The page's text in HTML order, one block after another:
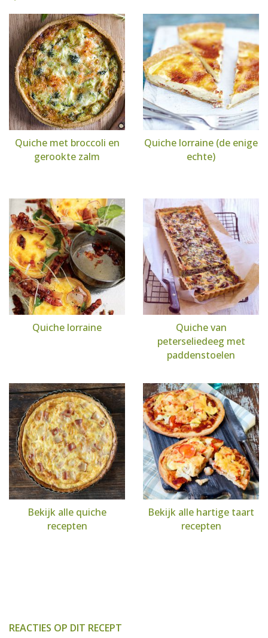
Quiche met broccoli en
gerookte zalm
Quiche lorraine (de enige
echte)
Quiche lorraine
Quiche van
peterseliedeeg met
paddenstoelen
Bekijk alle quiche
recepten
Bekijk alle hartige taart
recepten
REACTIES OP DIT RECEPT